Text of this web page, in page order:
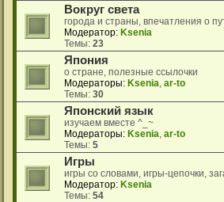
Вокруг света
города и страны, впечатления о
Модератор: Ksenia
Темы: 23
Япония
о стране, полезные ссылочки
Модераторы: Ksenia, ar-to
Темы: 30
Японский язык
изучаем вместе ^_~
Модераторы: Ksenia, ar-to
Темы: 5
Игры
игры со словами, игры-цепочки,
Модератор: Ksenia
Темы: 54